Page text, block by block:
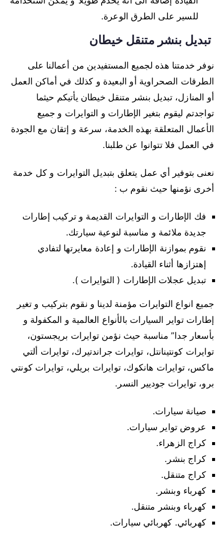
للسير على الطرق الوعرة.
تبديل بنشر متنقل خيطان
نوفر خدمتنا هذه لجميع المستفيدين من أعمالنا على
الطرقات الصحراوية أو البعيدة و كذلك في أماكن العمل
أو المنازل، تبديل بنشر متنقل خيطان يأتيكم حيثما
تواجدتم ليقوم بتغير الإطارات و التوايرات و جميع
الأعمال المتعلقة بهذه الخدمة، سرعة و إتقان مع الجودة
في العمل فلا تتوانوا عن طلبنا.
نعنى بتوفير أي عمل يتعلق بتبديل التوايرات و كل خدمة
أخرى نؤمنها حيث نقوم ب :
فك الإطارات و التوايرات القديمة و تركيب إطارات
جديدة ملائمة و مناسبة لنوعية سيارتك.
نقوم بموازنة الإطارات و إعادة معايرتها لتفادي
إهتزازها أثناء القيادة.
تبديل عجلات الإطارات ( التوايرات ).
جميع انواع التوايرات مؤمنة لدينا و نقوم بتركيب و تغير
إطارات تواير السيارات بالأنواع العالمية و المكفولة و
بأسعار جدا” مناسبة حيث نؤمن توايرات بريجستون،
توايرات كونتينانتل، توايرات جراندتيرك، توايرات ألتي
ماكس، توايرات هانكوك، توايرات بريلي، توايرات كونتي
برو، توايرات جوديير النسر.
صيانة سيارات.
عروض تواير سيارات.
كراج الزهراء.
كراج بنشر.
كراج متنقل.
كهرباء وبنشر.
كهرباء وبنشر متنقل.
كهربائي. كهربائي سيارات.